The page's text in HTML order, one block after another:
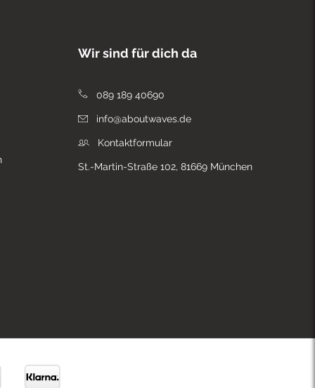
Wir sind für dich da
089 189 40690
info@aboutwaves.de
Kontaktformular
St.-Martin-Straße 102, 81669 München